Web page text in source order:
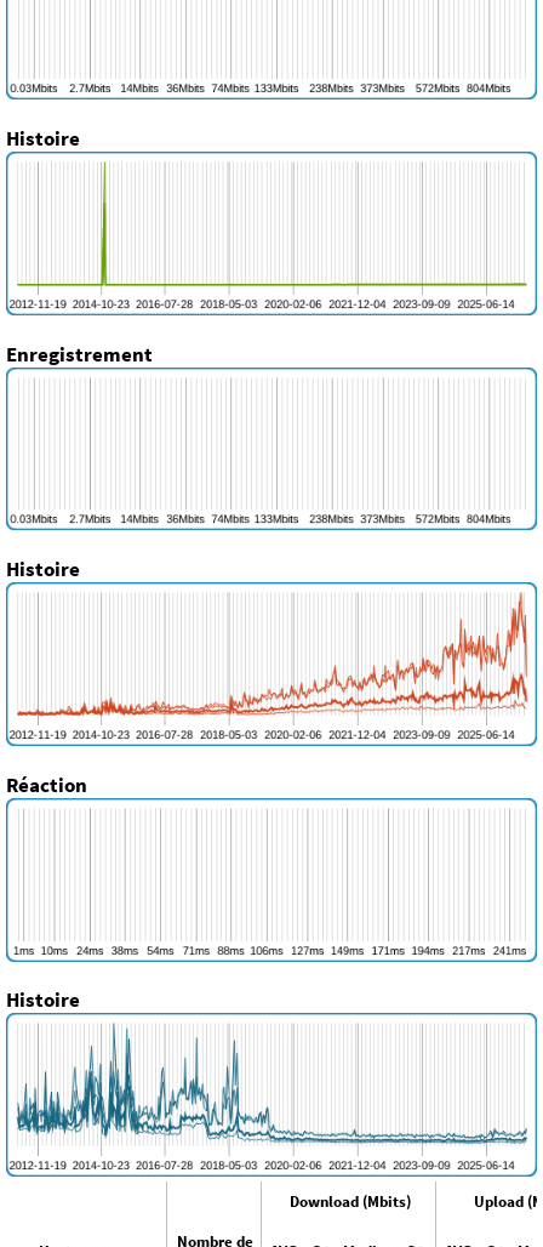
Histoire
Enregistrement
Histoire
Réaction
Histoire
Download (Mbits) Upload
Nombre de